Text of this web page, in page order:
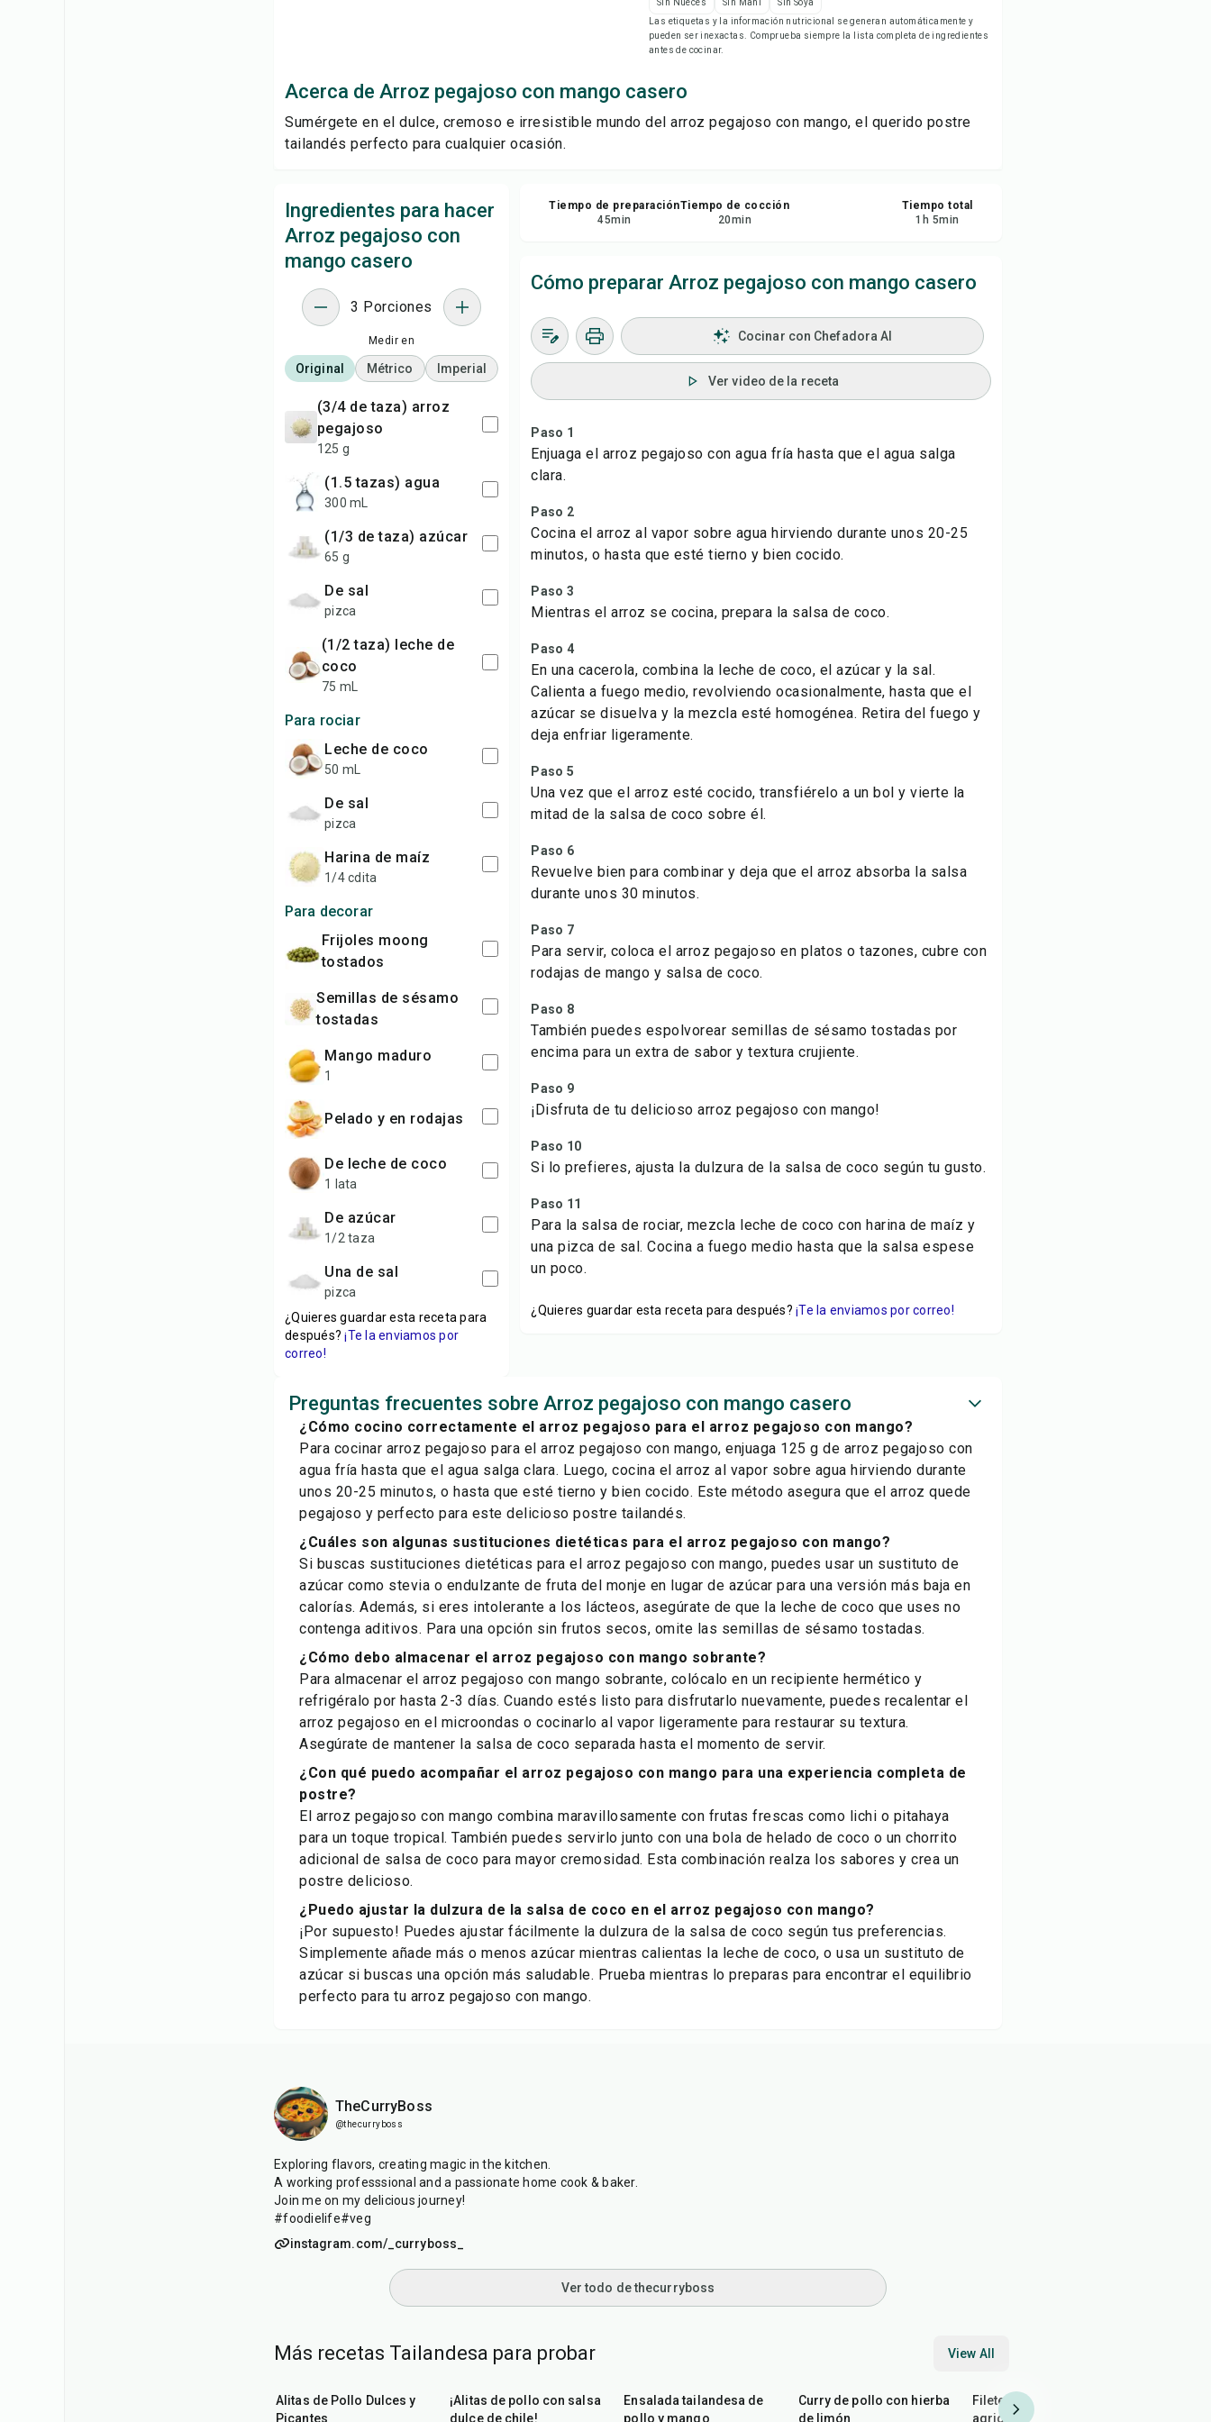
Imprimir receta
Sin Nueces Sin Maní
Sin Soya
Las etiquetas y la información nutricional se generan automáticamente y
pueden ser inexactas. Comprueba siempre la lista completa de ingredientes
antes de cocinar.
Acerca de Arroz pegajoso con mango casero
Sumérgete en el dulce, cremoso e irresistible mundo del arroz pegajoso con mango, el querido postre
tailandés perfecto para cualquier ocasión.
Ingredientes para hacer
Arroz pegajoso con
mango casero
3 Porciones
Medir en
Original Métrico Imperial
(3/4 de taza) arroz
pegajoso
125 g
(1.5 tazas) agua
300 mL
(1/3 de taza) azúcar
65 g
de sal
pizca
(1/2 taza) leche de
coco
75 mL
Para rociar
leche de coco
50 mL
de sal
pizca
harina de maíz
1/4 cdita
Para decorar
Frijoles moong
tostados
Semillas de sésamo
tostadas
mango maduro
1
pelado y en rodajas
de leche de coco
1 lata
de azúcar
1/2 taza
Una de sal
pizca
¿Quieres guardar esta receta para
después? ¡Te la enviamos por
correo!
Tiempo de preparación
45min
Tiempo de cocción
20min
Tiempo total
1 h 5min
Cómo preparar Arroz pegajoso con mango casero
Cocinar con Chefadora AI
Ver video de la receta
Paso 1
Enjuaga el arroz pegajoso con agua fría hasta que el agua salga
clara.
Paso 2
Cocina el arroz al vapor sobre agua hirviendo durante unos 20-25
minutos, o hasta que esté tierno y bien cocido.
Paso 3
Mientras el arroz se cocina, prepara la salsa de coco.
Paso 4
En una cacerola, combina la leche de coco, el azúcar y la sal.
Calienta a fuego medio, revolviendo ocasionalmente, hasta que el
azúcar se disuelva y la mezcla esté homogénea. Retira del fuego y
deja enfriar ligeramente.
Paso 5
Una vez que el arroz esté cocido, transfiérelo a un bol y vierte la
mitad de la salsa de coco sobre él.
Paso 6
Revuelve bien para combinar y deja que el arroz absorba la salsa
durante unos 30 minutos.
Paso 7
Para servir, coloca el arroz pegajoso en platos o tazones, cubre con
rodajas de mango y salsa de coco.
Paso 8
También puedes espolvorear semillas de sésamo tostadas por
encima para un extra de sabor y textura crujiente.
Paso 9
¡Disfruta de tu delicioso arroz pegajoso con mango!
Paso 10
Si lo prefieres, ajusta la dulzura de la salsa de coco según tu gusto.
Paso 11
Para la salsa de rociar, mezcla leche de coco con harina de maíz y
una pizca de sal. Cocina a fuego medio hasta que la salsa espese
un poco.
¿Quieres guardar esta receta para después? ¡Te la enviamos por correo!
Preguntas frecuentes sobre Arroz pegajoso con mango casero
¿Cómo cocino correctamente el arroz pegajoso para el arroz pegajoso con mango?
Para cocinar arroz pegajoso para el arroz pegajoso con mango, enjuaga 125 g de arroz pegajoso con
agua fría hasta que el agua salga clara. Luego, cocina el arroz al vapor sobre agua hirviendo durante
unos 20-25 minutos, o hasta que esté tierno y bien cocido. Este método asegura que el arroz quede
pegajoso y perfecto para este delicioso postre tailandés.
¿Cuáles son algunas sustituciones dietéticas para el arroz pegajoso con mango?
Si buscas sustituciones dietéticas para el arroz pegajoso con mango, puedes usar un sustituto de
azúcar como stevia o endulzante de fruta del monje en lugar de azúcar para una versión más baja en
calorías. Además, si eres intolerante a los lácteos, asegúrate de que la leche de coco que uses no
contenga aditivos. Para una opción sin frutos secos, omite las semillas de sésamo tostadas.
¿Cómo debo almacenar el arroz pegajoso con mango sobrante?
Para almacenar el arroz pegajoso con mango sobrante, colócalo en un recipiente hermético y
refrigéralo por hasta 2-3 días. Cuando estés listo para disfrutarlo nuevamente, puedes recalentar el
arroz pegajoso en el microondas o cocinarlo al vapor ligeramente para restaurar su textura.
Asegúrate de mantener la salsa de coco separada hasta el momento de servir.
¿Con qué puedo acompañar el arroz pegajoso con mango para una experiencia completa de
postre?
El arroz pegajoso con mango combina maravillosamente con frutas frescas como lichi o pitahaya
para un toque tropical. También puedes servirlo junto con una bola de helado de coco o un chorrito
adicional de salsa de coco para mayor cremosidad. Esta combinación realza los sabores y crea un
postre delicioso.
¿Puedo ajustar la dulzura de la salsa de coco en el arroz pegajoso con mango?
¡Por supuesto! Puedes ajustar fácilmente la dulzura de la salsa de coco según tus preferencias.
Simplemente añade más o menos azúcar mientras calientas la leche de coco, o usa un sustituto de
azúcar si buscas una opción más saludable. Prueba mientras lo preparas para encontrar el equilibrio
perfecto para tu arroz pegajoso con mango.
TheCurryBoss
@thecurryboss
Exploring flavors, creating magic in the kitchen.
A working professsional and a passionate home cook & baker.
Join me on my delicious journey!
#foodielife#veg
instagram.com/_curryboss_
Ver todo de thecurryboss
Más recetas Tailandesa para probar View All
Alitas de Pollo Dulces y
Picantes
¡Alitas de pollo con salsa
dulce de chile!
Ensalada tailandesa de
pollo y mango
Curry de pollo con hierba
de limón
Filetes de pescado
agridulce